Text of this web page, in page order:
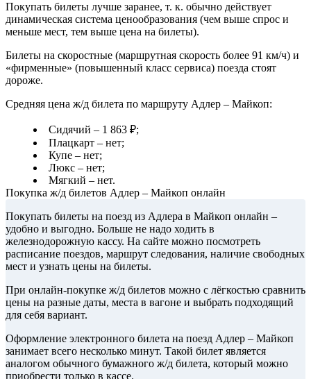
Покупать билеты лучше заранее, т. к. обычно действует
динамическая система ценообразования (чем выше спрос и
меньше мест, тем выше цена на билеты).
Билеты на скоростные (маршрутная скорость более 91 км/ч) и
«фирменные» (повышенный класс сервиса) поезда стоят
дороже.
Средняя цена ж/д билета по маршруту Адлер – Майкоп:
Сидячий – 1 863 ₽;
Плацкарт – нет;
Купе – нет;
Люкс – нет;
Мягкий – нет.
Покупка ж/д билетов Адлер – Майкоп онлайн
Покупать билеты на поезд из Адлера в Майкоп онлайн –
удобно и выгодно. Больше не надо ходить в
железнодорожную кассу. На сайте можно посмотреть
расписание поездов, маршрут следования, наличие свободных
мест и узнать цены на билеты.
При онлайн-покупке ж/д билетов можно с лёгкостью сравнить
цены на разные даты, места в вагоне и выбрать подходящий
для себя вариант.
Оформление электронного билета на поезд Адлер – Майкоп
занимает всего несколько минут. Такой билет является
аналогом обычного бумажного ж/д билета, который можно
приобрести только в кассе.